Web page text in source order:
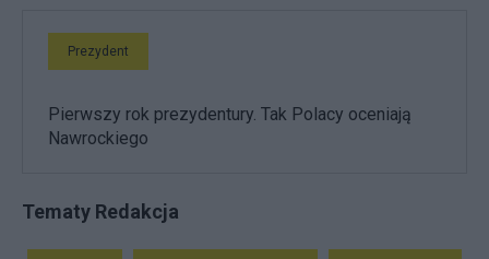
Prezydent
Pierwszy rok prezydentury. Tak Polacy oceniają
Nawrockiego
Tematy Redakcja